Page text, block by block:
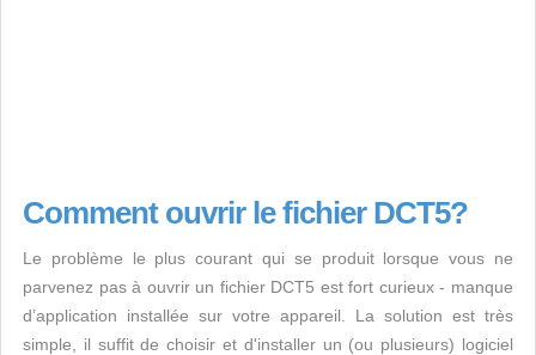
Comment ouvrir le fichier DCT5?
Le problème le plus courant qui se produit lorsque vous ne
parvenez pas à ouvrir un fichier DCT5 est fort curieux - manque
d’application installée sur votre appareil. La solution est très
simple, il suffit de choisir et d'installer un (ou plusieurs) logiciel